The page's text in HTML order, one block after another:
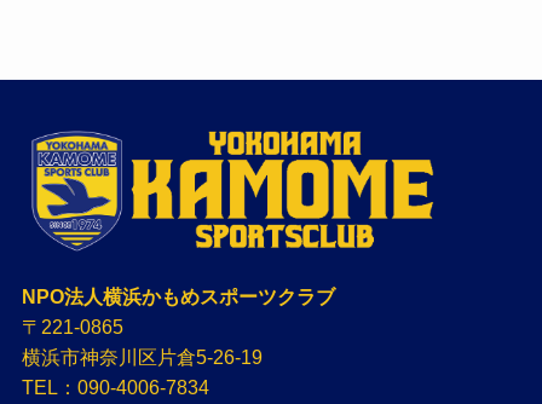
NPO法人横浜かもめスポーツクラブ
〒221-0865
横浜市神奈川区片倉5-26-19
TEL：090-4006-7834